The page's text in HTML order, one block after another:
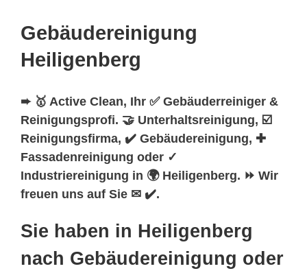
Gebäudereinigung
Heiligenberg
➨ 🥇 Active Clean, Ihr ✅ Gebäuderreiniger &
Reinigungsprofi. 🤝 Unterhaltsreinigung, ☑️
Reinigungsfirma, ✔️ Gebäudereinigung, ✚
Fassadenreinigung oder ✓
Industriereinigung in 🌍 Heiligenberg. ⏩ Wir
freuen uns auf Sie ✉ ✔️.
Sie haben in Heiligenberg
nach Gebäudereinigung oder